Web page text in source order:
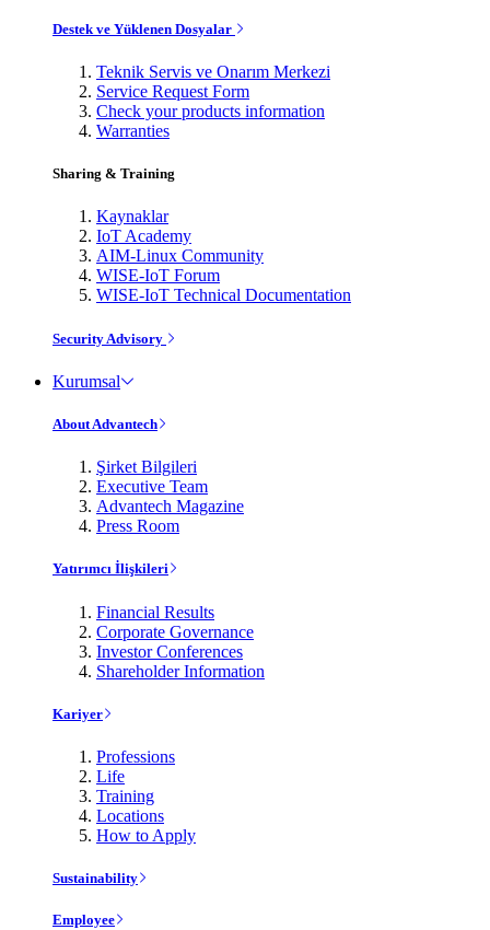
Destek ve Yüklenen Dosyalar
Teknik Servis ve Onarım Merkezi
Service Request Form
Check your products information
Warranties
Sharing & Training
Kaynaklar
IoT Academy
AIM-Linux Community
WISE-IoT Forum
WISE-IoT Technical Documentation
Security Advisory
Kurumsal
About Advantech
Şirket Bilgileri
Executive Team
Advantech Magazine
Press Room
Yatırımcı İlişkileri
Financial Results
Corporate Governance
Investor Conferences
Shareholder Information
Kariyer
Professions
Life
Training
Locations
How to Apply
Sustainability
Employee